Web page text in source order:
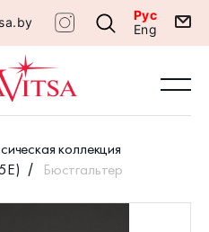
Рус
Eng
коллекция
Бюстгальтер